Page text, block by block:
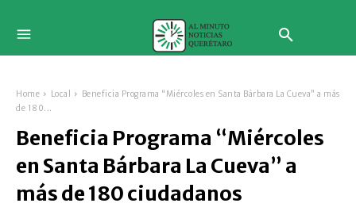
Home Local
Beneficia Programa “Miércoles en Santa Bárbara La Cueva” a más
de 180...
Beneficia Programa “Miércoles
en Santa Bárbara La Cueva” a
más de 180 ciudadanos